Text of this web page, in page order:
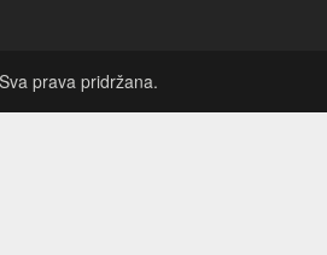
Sva prava pridržana.